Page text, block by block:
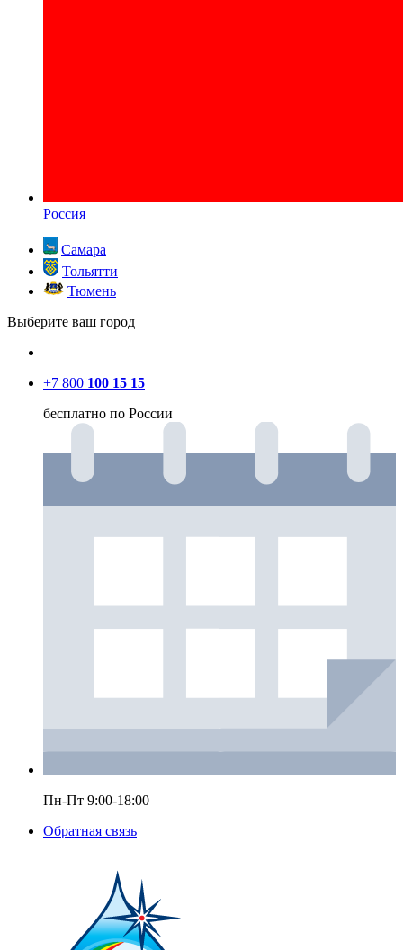
Россия
Самара
Тольятти
Тюмень
Выберите ваш город
+7 800 100 15 15
бесплатно по России
Пн-Пт 9:00-18:00
Обратная связь